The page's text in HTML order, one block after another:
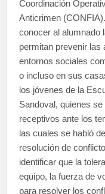
Coordinación
Anticrimen
conocer al alumnado
permitan prevenir las
entornos sociales
o incluso en sus
los jóvenes de la
Sandoval, quienes
receptivos ante los
las cuales se habló
resolución de
identificar que la
equipo, la fuerza de
para resolver los